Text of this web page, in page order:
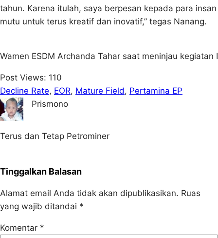
tahun. Karena itulah, saya berpesan kepada para insan
mutu untuk terus kreatif dan inovatif,” tegas Nanang.
Wamen ESDM Archanda Tahar saat meninjau
Post Views: 110
Decline Rate, EOR, Mature Field, Pertamina EP
Prismono
Terus dan Tetap Petrominer
Tinggalkan Balasan
Alamat email Anda tidak akan dipublikasikan. Ruas
yang wajib ditandai *
Komentar *